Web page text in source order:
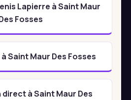
Lapierre à Saint Maur
Fosses
Saint Maur Des Fosses
à Saint Maur Des